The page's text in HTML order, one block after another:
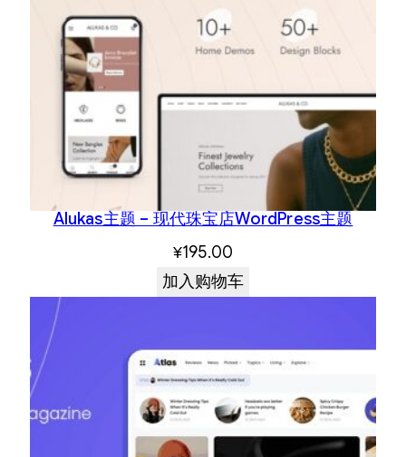
Alukas主题 – 现代珠宝店WordPress主题
¥195.00
加入购物车